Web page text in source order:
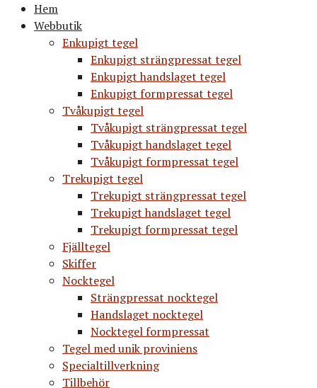
Hem
Webbutik
Enkupigt tegel
Enkupigt strängpressat tegel
Enkupigt handslaget tegel
Enkupigt formpressat tegel
Tvåkupigt tegel
Tvåkupigt strängpressat tegel
Tvåkupigt handslaget tegel
Tvåkupigt formpressat tegel
Trekupigt tegel
Trekupigt strängpressat tegel
Trekupigt handslaget tegel
Trekupigt formpressat tegel
Fjälltegel
Skiffer
Nocktegel
Strängpressat nocktegel
Handslaget nocktegel
Nocktegel formpressat
Tegel med unik proviniens
Specialtillverkning
Tillbehör